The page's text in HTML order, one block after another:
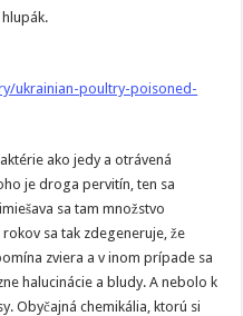
ukrainian-poultry-poisoned-
ako jedy a otrávená
je droga pervitín, ten sa
sa tam množstvo
sa tak zdegeneruje, že
zviera a v inom prípade sa
halucinácie a bludy. A nebolo k
Obyčajná chemikália, ktorú si